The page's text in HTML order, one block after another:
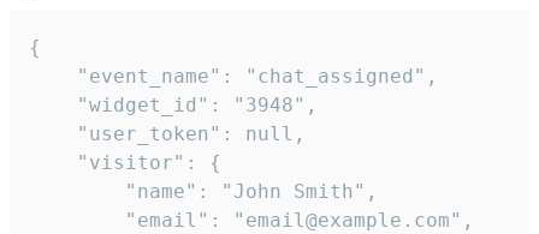
{
    "event_name": "chat_assigned",
    "widget_id": "3948",
    "user_token": null,
    "visitor": {
        "name": "John Smith",
        "email": "email@example.com",